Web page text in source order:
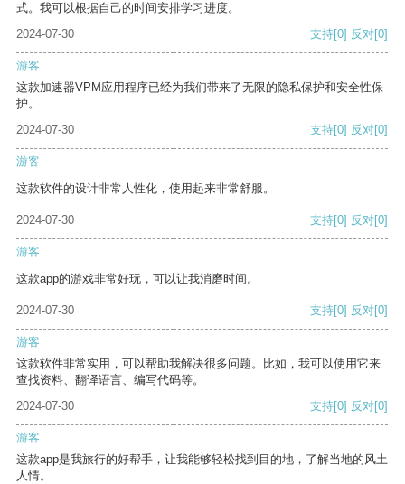
式。我可以根据自己的时间安排学习进度。
2024-07-30
支持[0] 反对[0]
游客
这款加速器VPM应用程序已经为我们带来了无限的隐私保护和安全性保
护。
2024-07-30
支持[0] 反对[0]
游客
这款软件的设计非常人性化，使用起来非常舒服。
2024-07-30 支持[0] 反对[0]
游客
这款app的游戏非常好玩，可以让我消磨时间。
2024-07-30 支持[0] 反对[0]
游客
这款软件非常实用，可以帮助我解决很多问题。比如，我可以使用它来
查找资料、翻译语言、编写代码等。
2024-07-30
支持[0] 反对[0]
游客
这款app是我旅行的好帮手，让我能够轻松找到目的地，了解当地的风土
人情。